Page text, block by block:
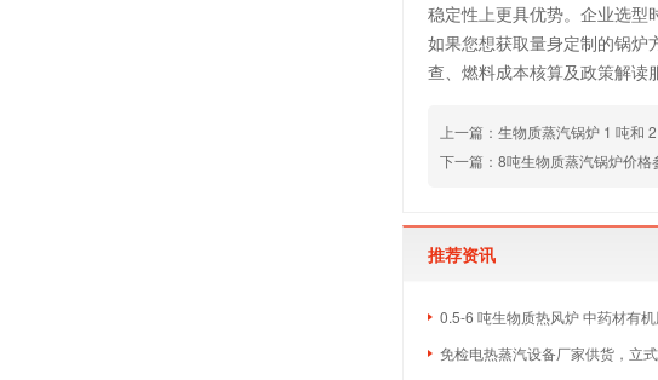
稳定性上更具优势。企业选型
如果您想获取量身定制的锅炉
查、燃料成本核算及政策解读
上一篇：生物质蒸汽锅炉 1 吨和
下一篇：8吨生物质蒸汽锅炉价格
推荐资讯
0.5-6 吨生物质热风炉 中药材有
免检电热蒸汽设备厂家供货，立式电